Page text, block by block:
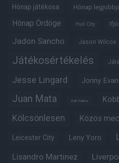
Hónap játékosa Hónap
Hónap Ördöge Hull City
Jadon Sancho Jason Wilcox
Játékosértékelés
Jesse Lingard Jonny
Juan Mata Karl Darlow
Kölcsönlesen Közös
Leicester City Leny Yoro
Lisandro Martinez